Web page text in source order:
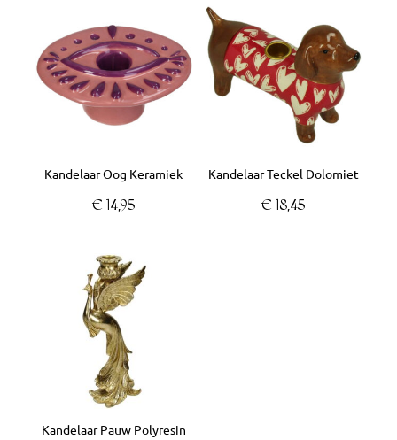
Kandelaar Oog Keramiek
€ 14,95
Kandelaar Teckel Dolomiet
€ 18,45
Kandelaar Pauw Polyresin